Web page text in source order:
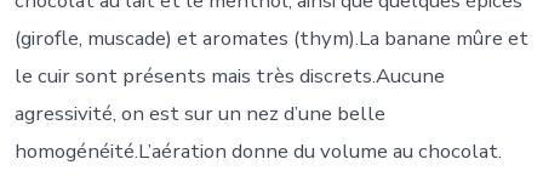
(girofle, muscade) et aromates (thym).La banane mûre et
le cuir sont présents mais très discrets.Aucune
agressivité, on est sur un nez d’une belle
homogénéité.L’aération donne du volume au chocolat.